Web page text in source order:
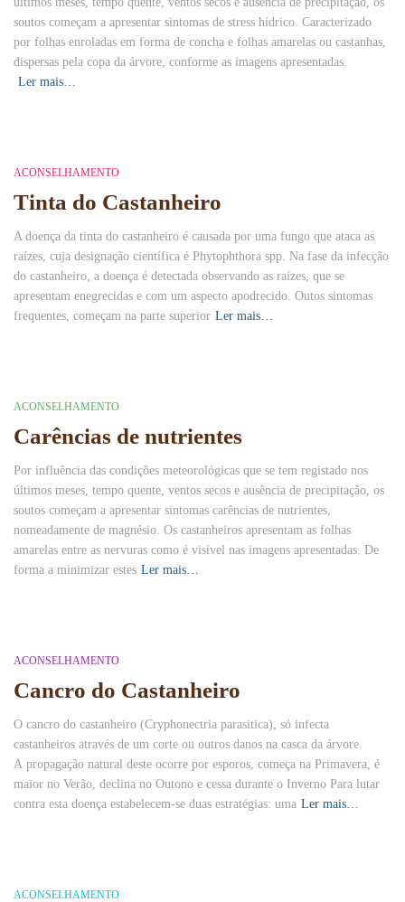
soutos começam a apresentar sintomas de stress hídrico. Caracterizado
por folhas enroladas em forma de concha e folhas amarelas ou castanhas,
dispersas pela copa da árvore, conforme as imagens apresentadas.
Ler mais…
ACONSELHAMENTO
Tinta do Castanheiro
A doença da tinta do castanheiro é causada por uma fungo que ataca as
raízes, cuja designação científica é Phytophthora spp. Na fase da infecção
do castanheiro, a do­ença é detectada observando as raízes, que se
apresentam enegrecidas e com um aspec­to apodrecido. Outos sintomas
frequentes, co­meçam na parte superior Ler mais…
ACONSELHAMENTO
Carências de nutrientes
Por influência das condições meteorológicas que se tem registado nos
últimos meses, tempo quente, ventos secos e ausência de precipitação, os
soutos começam a apresentar sintomas carências de nutrientes,
nomeadamente de magnésio. Os castanheiros apresentam as folhas
amarelas entre as nervuras como é visível nas imagens apresentadas. De
forma a minimizar estes Ler mais…
ACONSELHAMENTO
Cancro do Castanheiro
O cancro do castanheiro (Cryphonec­tria parasitica), só infecta
castanheiros através de um corte ou outros danos na casca da árvore.
A propagação natural deste ocorre por esporos, começa na Primavera, é
maior no Verão, declina no Outono e cessa du­rante o Inverno Para lutar
contra esta doença estabele­cem-se duas estratégias: uma Ler mais…
ACONSELHAMENTO